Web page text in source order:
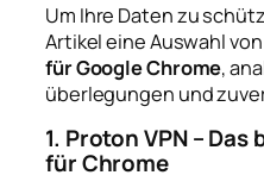
Um Ihre Daten zu
Artikel eine Auswahl von
für Google Chrome,
überlegungen und
1. Proton VPN –
für Chrome